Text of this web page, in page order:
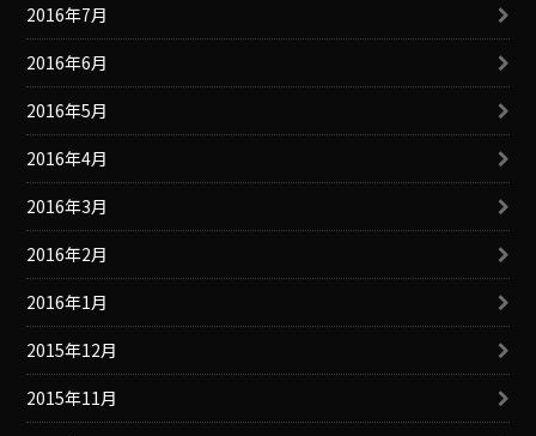
2016年7月
2016年6月
2016年5月
2016年4月
2016年3月
2016年2月
2016年1月
2015年12月
2015年11月